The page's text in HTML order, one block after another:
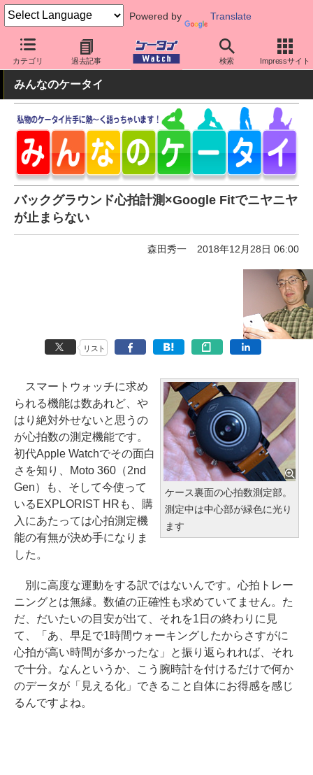
Powered by Translate
カテゴリ 過去記事 検索 Impressサイト
ケータイ Watch 周辺機器/アクセサリー ウェアラブル スマー
みんなのケータイ
バックグラウンド心拍計測×Google Fitでニヤニヤ
が止まらない
森田秀一 2018年12月28日 06:00
リスト
ケース裏面の心拍数測定部。
測定中は中心部が緑色に光り
ます
スマートウォッチに求め
られる機能は数あれど、や
はり絶対外せないと思うの
が心拍数の測定機能です。
初代Apple Watchでその面白
さを知り、Moto 360（2nd
Gen）も、そして今使って
いるEXPLORIST HRも、購
入にあたっては心拍測定機
能の有無が決め手になりま
した。
別に高度な運動をする訳ではないんです。心拍トレー
ニングとは無縁。数値の正確性も求めていてません。た
だ、だいたいの目安が出て、それを1日の終わりに見
て、「あ、早足で1時間ウォーキングしたからさすがに
心拍が高い時間が多かったな」と振り返られれば、それ
で十分。なんというか、こう腕時計を付けるだけで何か
のデータが「見える化」できること自体にお得感を感じ
るんですよね。